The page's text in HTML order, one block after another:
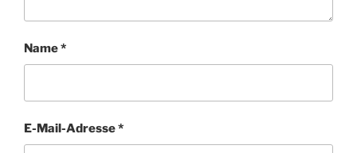
Name*
E-Mail-Adresse*